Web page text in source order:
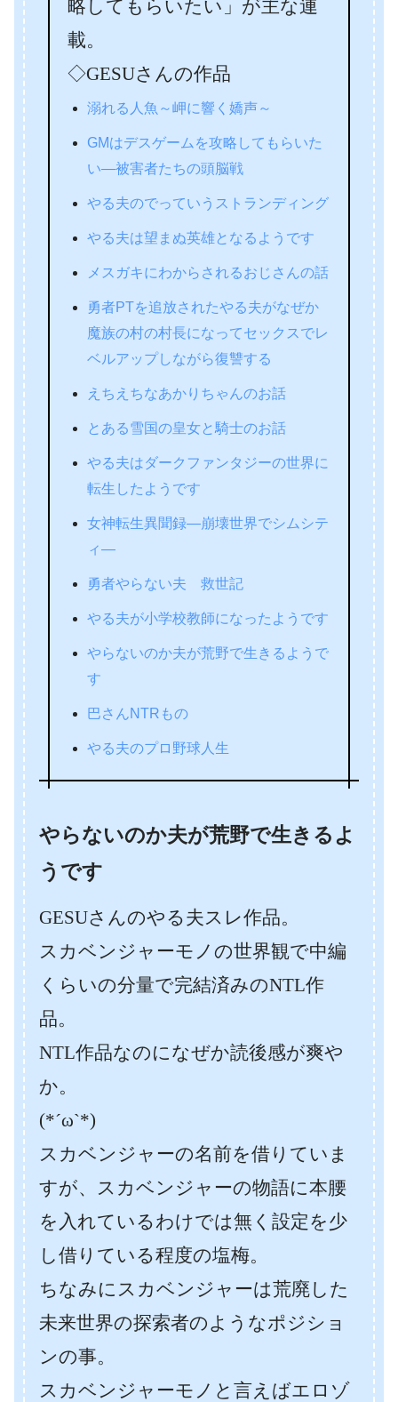
略してもらいたい」が主な連
載。
◇GESUさんの作品
溺れる人魚～岬に響く嬌声～
GMはデスゲームを攻略してもらいた
い―被害者たちの頭脳戦
やる夫のでっていうストランディング
やる夫は望まぬ英雄となるようです
メスガキにわからされるおじさんの話
勇者PTを追放されたやる夫がなぜか
魔族の村の村長になってセックスでレ
ベルアップしながら復讐する
えちえちなあかりちゃんのお話
とある雪国の皇女と騎士のお話
やる夫はダークファンタジーの世界に
転生したようです
女神転生異聞録―崩壊世界でシムシテ
ィ―
勇者やらない夫 救世記
やる夫が小学校教師になったようです
やらないのか夫が荒野で生きるようで
す
巴さんNTRもの
やる夫のプロ野球人生
やらないのか夫が荒野で生きるよ
うです
GESUさんのやる夫スレ作品。
スカベンジャーモノの世界観で中編
くらいの分量で完結済みのNTL作
品。
NTL作品なのになぜか読後感が爽や
か。
(*´ω`*)
スカベンジャーの名前を借りていま
すが、スカベンジャーの物語に本腰
を入れているわけでは無く設定を少
し借りている程度の塩梅。
ちなみにスカベンジャーは荒廃した
未来世界の探索者のようなポジショ
ンの事。
スカベンジャーモノと言えばエロゾ